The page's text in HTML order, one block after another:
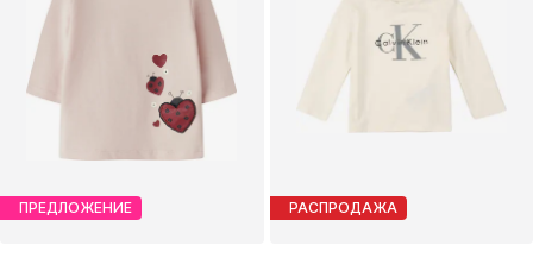
ПРЕДЛОЖЕНИЕ РАСПРОДАЖА